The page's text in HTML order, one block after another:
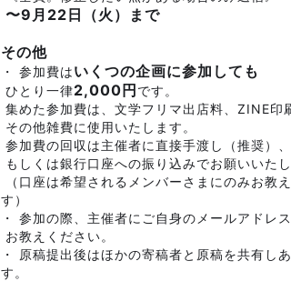
〜9月22日（火）まで
その他
・ 参加費はいくつの企画に参加しても
ひとり一律2,000円です。
集めた参加費は、文学フリマ出店料、ZINE印
その他雑費に使用いたします。
参加費の回収は主催者に直接手渡し（推奨）、
もしくは銀行口座への振り込みでお願いいたし
（口座は希望されるメンバーさまにのみお教
す）
・ 参加の際、主催者にご自身のメールアドレ
お教えください。
・ 原稿提出後はほかの寄稿者と原稿を共有し
す。